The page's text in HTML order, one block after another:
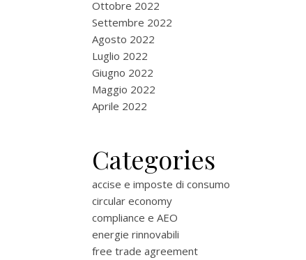
Ottobre 2022
Settembre 2022
Agosto 2022
Luglio 2022
Giugno 2022
Maggio 2022
Aprile 2022
Categories
accise e imposte di consumo
circular economy
compliance e AEO
energie rinnovabili
free trade agreement